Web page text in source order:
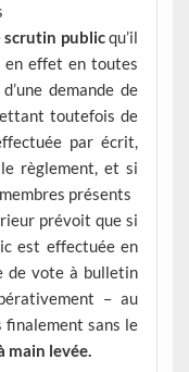
scrutin publicqu’il
en effet en toutes
demande de
toutefois de
par écrit,
règlement, et si
présents
prévoit que si
est effectuée en
de vote à bulletin
– au
sans le
main levée.